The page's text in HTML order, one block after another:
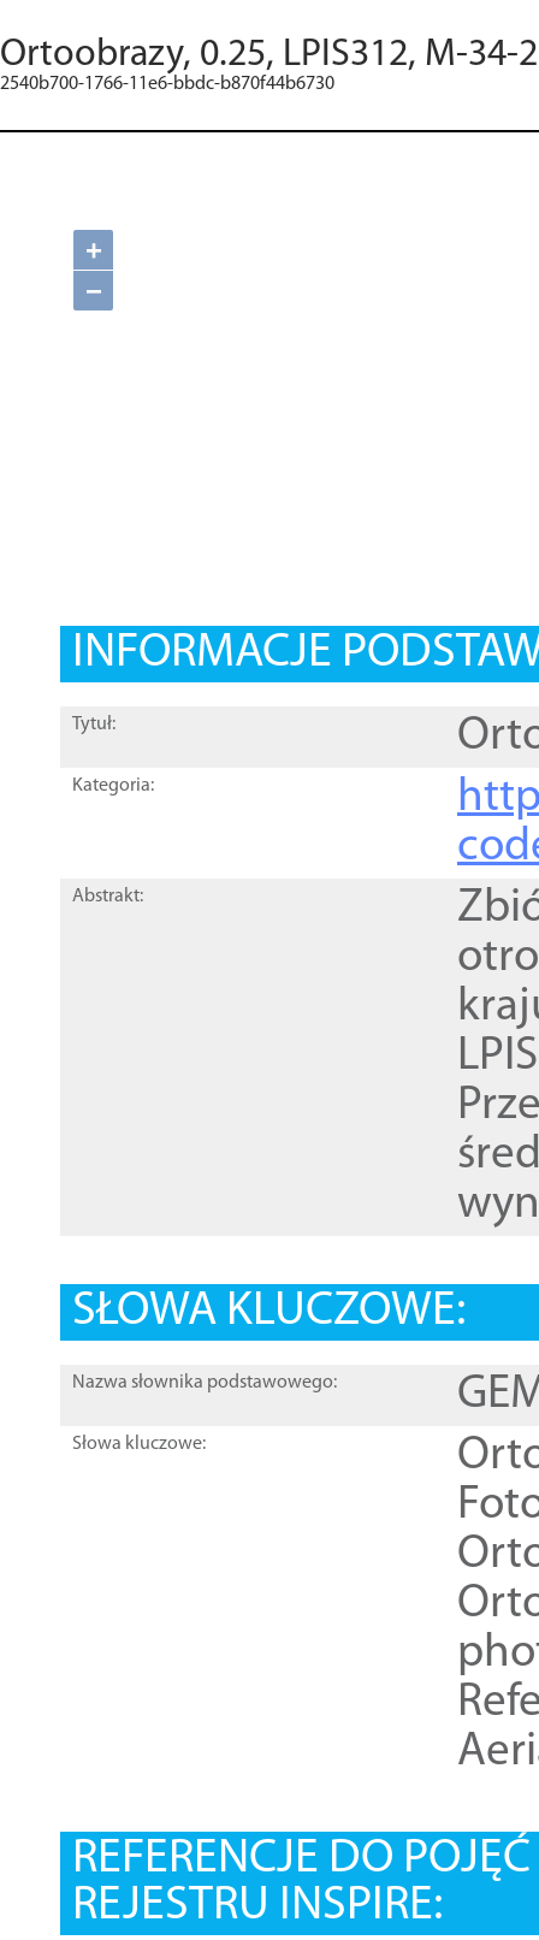
Ortoobrazy, 0.25, LPIS312, M-34-
2540b700-1766-11e6-bbdc-b870f44b6730
+
−
INFORMACJE
Tytuł:
Kategoria:
Abstrakt:
SŁOWA KLUCZOWE:
Nazwa słownika podstawowego:
Słowa kluczowe:
REFERENCJE DO
REJESTRU INSPIRE: